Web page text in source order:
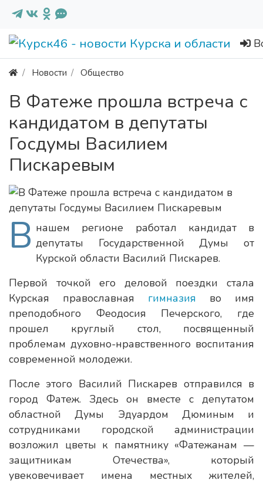
Новости Общество
В Фатеже прошла встреча с
кандидатом в депутаты
Госдумы Василием
Пискаревым
В нашем регионе работал кандидат в
депутаты Государственной Думы от
Курской области Василий Пискарев.
Первой точкой его деловой поездки стала
Курская православная гимназия во имя
преподобного Феодосия Печерского, где
прошел круглый стол, посвященный
проблемам духовно-нравственного воспитания
современной молодежи.
После этого Василий Пискарев отправился в
город Фатеж. Здесь он вместе с депутатом
областной Думы Эдуардом Дюминым и
сотрудниками городской администрации
возложил цветы к памятнику «Фатежанам —
защитникам Отечества», который
увековечивает имена местных жителей,